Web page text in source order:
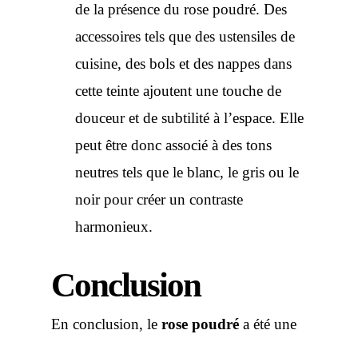
de la présence du rose poudré. Des
accessoires tels que des ustensiles de
cuisine, des bols et des nappes dans
cette teinte ajoutent une touche de
douceur et de subtilité à l’espace. Elle
peut être donc associé à des tons
neutres tels que le blanc, le gris ou le
noir pour créer un contraste
harmonieux.
Conclusion
En conclusion, le rose poudré a été une